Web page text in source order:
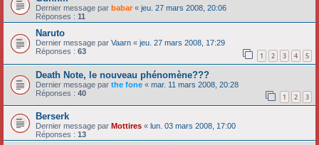
Dernier message par babar « jeu. 27 mars 2008, 20:06
Réponses : 11
Naruto
Dernier message par Vaarn « jeu. 27 mars 2008, 17:29
Réponses : 63 1 2 3 4 5
Death Note, le nouveau phénomène???
Dernier message par the fone « mar. 11 mars 2008, 20:28
Réponses : 40 1 2 3
Berserk
Dernier message par Mottires « lun. 03 mars 2008, 17:00
Réponses : 13